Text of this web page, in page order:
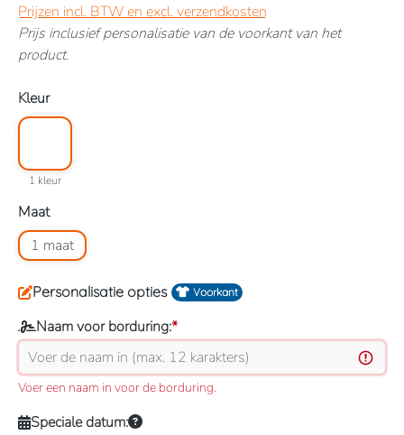
Prijzen incl. BTW en excl. verzendkosten
Prijs inclusief personalisatie van de voorkant van het
product.
Selecteer
Kleur
Kleuroptie: 1 kleur
1 kleur
Selecteer
Maat
1 maat
Maatoptie: 1 maat
Personalisatie opties Voorkant
Naam voor borduring:*
Voer een naam in voor de borduring.
Speciale datum: